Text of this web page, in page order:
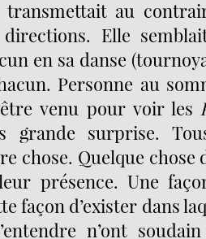
au
Elle
en sa danse
Personne au
venu pour voir les
grande surprise.
chose. Quelque chose
présence. Une
façon d’exister dans
n’ont